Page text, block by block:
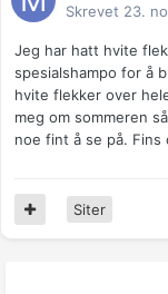
Skrevet 23.
Jeg har hatt hvite
spesialshampo for å
hvite flekker over
meg om sommeren
noe fint å se på.
Siter